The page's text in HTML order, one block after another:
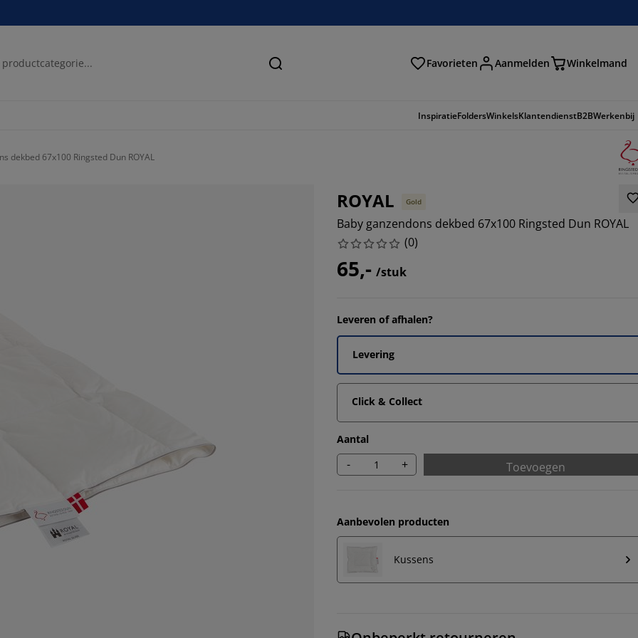
Zoeken Favorieten Aanmelden Winkelmand
InspiratieFoldersWinkelsKlantendienstB2BWerkenbij
dekbed 67x100 Ringsted Dun ROYAL
ROYAL Gold
Baby ganzendons dekbed 67x100 Ringsted Dun ROYAL
(0)
65,- /stuk
Leveren of afhalen?
Levering
Click & Collect
Aantal
- + Toevoegen
Aanbevolen producten
Kussens